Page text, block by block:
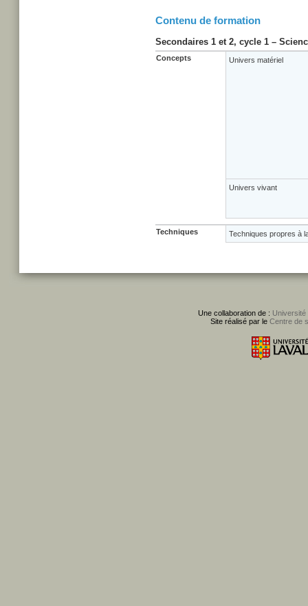
Contenu de formation
Secondaires 1 et 2, cycle 1 –
Concepts Univers matériel
Univers vivant
Techniques Techniques propres à
Une collaboration de : Université
Site réalisé par le Centre de